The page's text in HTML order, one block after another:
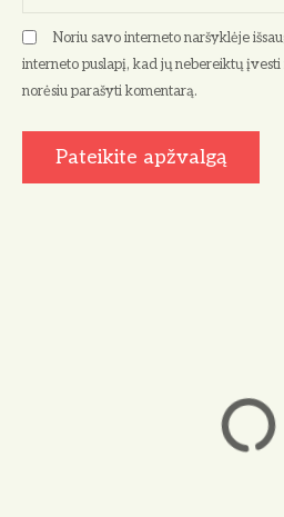
Noriu savo interneto naršyklėje
interneto puslapį, kad jų nebereiktų
norėsiu parašyti komentarą.